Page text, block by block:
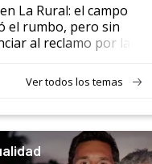
La Rural: el campo
el rumbo, pero sin
al reclamo por las
Ver todos los temas